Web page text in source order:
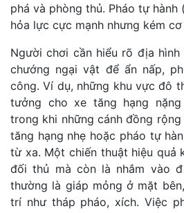
phá và phòng thủ. Pháo tự
hỏa lực cực mạnh nhưng kém
Người chơi cần hiểu rõ địa
chướng ngại vật để ẩn nấp,
công. Ví dụ, những khu vực đô
tưởng cho xe tăng hạng
trong khi những cánh đồng
tăng hạng nhẹ hoặc pháo tự
từ xa. Một chiến thuật hiệu quả
đối thủ mà còn là nhắm vào
thường là giáp mỏng ở mặt
trí như tháp pháo, xích. Việc